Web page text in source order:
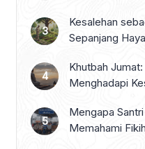
Kesalehan
Sepanjang
Khutbah
Menghadapi
Mengapa
Memahami